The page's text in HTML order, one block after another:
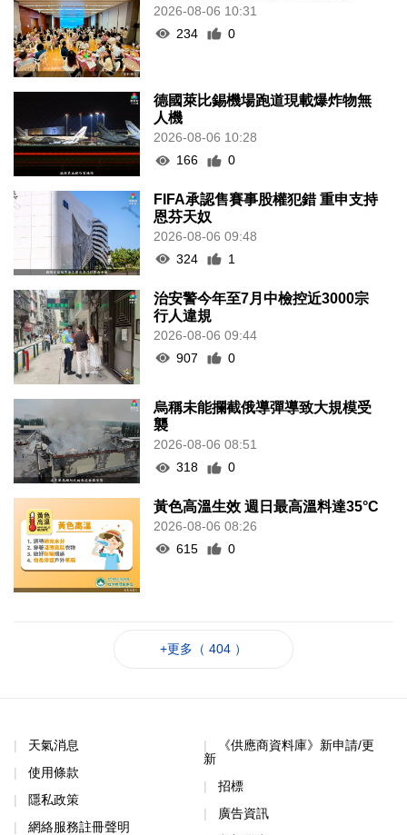
2026-08-06 10:31
234
0
德國萊比錫機場跑道現載爆炸物無
人機
2026-08-06 10:28
166
0
FIFA承認售賽事股權犯錯 重申支持
恩芬天奴
2026-08-06 09:48
324
1
治安警今年至7月中檢控近3000宗
行人違規
2026-08-06 09:44
907
0
烏稱未能攔截俄導彈導致大規模受
襲
2026-08-06 08:51
318
0
黃色高溫生效 週日最高溫料達35°C
2026-08-06 08:26
615
0
+更多（ 404 ）
天氣消息
使用條款
隱私政策
網絡服務註冊聲明
《供應商資料庫》新申請/更
新
招標
廣告資訊